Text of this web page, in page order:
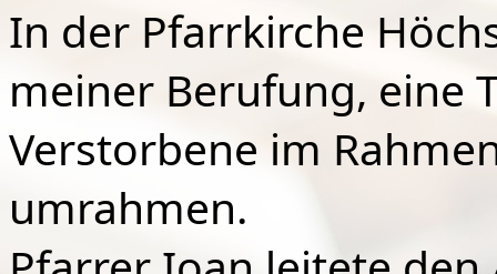
In der Pfarrkirche
meiner Berufung, eine
Verstorbene im
umrahmen.